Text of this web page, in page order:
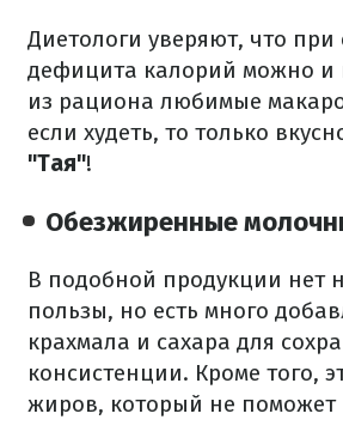
Диетологи уверяют, что
дефицита калорий можно и
из рациона любимые
если худеть, то только
"Тая"!
Обезжиренные
В подобной продукции нет
пользы, но есть много
крахмала и сахара для
консистенции. Кроме того,
жиров, который не поможет